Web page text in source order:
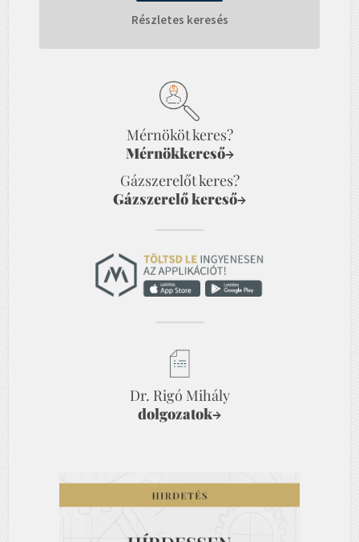
Részletes keresés
Mérnököt keres?
Mérnökkereső→
Gázszerelőt keres?
Gázszerelő kereső→
Dr. Rigó Mihály
dolgozatok→